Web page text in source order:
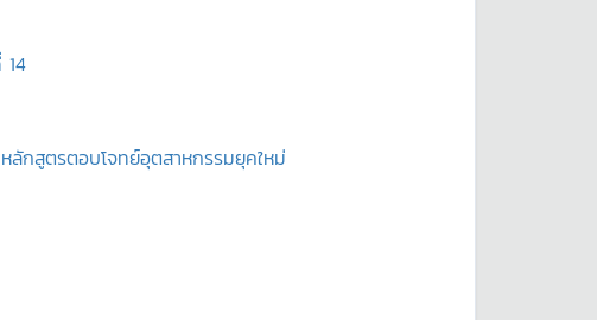
14
กสูตรตอบโจทย์อุตสาหกรรมยุคใหม่